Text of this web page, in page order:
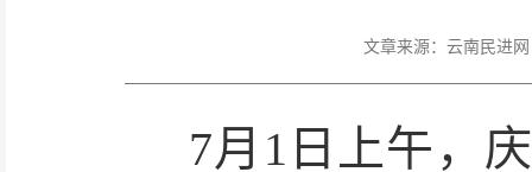
文章来源： 云南民进网
7月1日上午，